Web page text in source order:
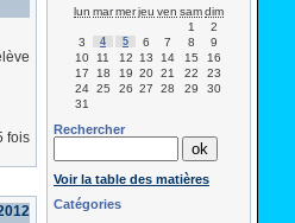
fois
lun marmerjeu ven samdim
1
2
3
4 5 6 7 8
9
10
11 12 13 14 15
16
17
18 19 20 21 22
23
24 25 26 27 28 29
30
31
Rechercher
Voir la table des matières
Catégories